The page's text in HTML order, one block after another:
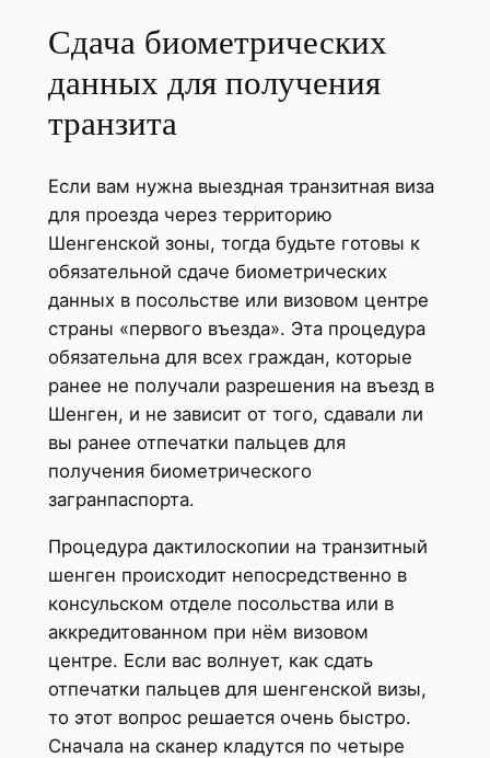
Сдача биометрических
данных для получения
транзита
Если вам нужна выездная транзитная виза
для проезда через территорию
Шенгенской зоны, тогда будьте готовы к
обязательной сдаче биометрических
данных в посольстве или визовом центре
страны «первого въезда». Эта процедура
обязательна для всех граждан, которые
ранее не получали разрешения на въезд в
Шенген, и не зависит от того, сдавали ли
вы ранее отпечатки пальцев для
получения биометрического
загранпаспорта.
Процедура дактилоскопии на транзитный
шенген происходит непосредственно в
консульском отделе посольства или в
аккредитованном при нём визовом
центре. Если вас волнует, как сдать
отпечатки пальцев для шенгенской визы,
то этот вопрос решается очень быстро.
Сначала на сканер кладутся по четыре